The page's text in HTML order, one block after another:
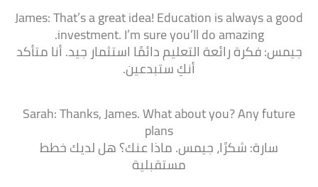
James: That’s a great idea! Education is always a good
investment. I’m sure you’ll do amazing.
جيمس: فكرة رائعة التعليم دائمًا استثمار جيد. أنا متأكد
أنكِ ستبدعين.
Sarah: Thanks, James. What about you? Any future
plans
سارة: شكرًا، جيمس. ماذا عنك؟ هل لديك خطط
مستقبلية